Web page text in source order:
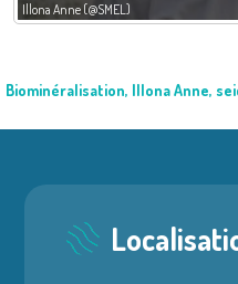
Illona Anne (@SMEL)
Biominéralisation, Illona Anne,